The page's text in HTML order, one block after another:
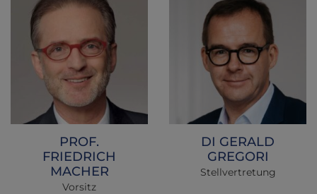
PROF.
FRIEDRICH
MACHER
Vorsitz
DI GERALD
GREGORI
Stellvertretung